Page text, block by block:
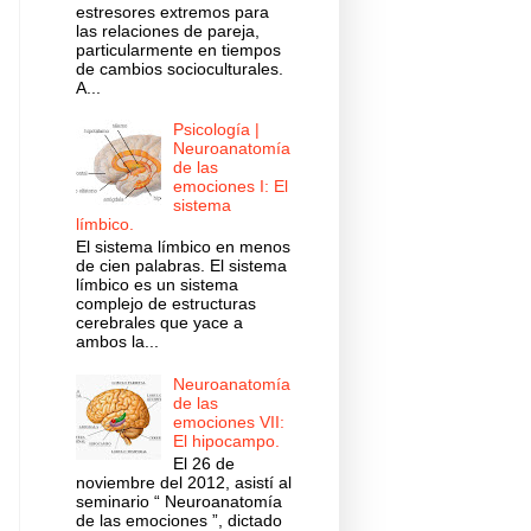
estresores extremos para
las relaciones de pareja,
particularmente en tiempos
de cambios socioculturales.
A...
Psicología |
Neuroanatomía
de las
emociones I: El
sistema
límbico.
El sistema límbico en menos
de cien palabras. El sistema
límbico es un sistema
complejo de estructuras
cerebrales que yace a
ambos la...
Neuroanatomía
de las
emociones VII:
El hipocampo.
El 26 de
noviembre del 2012, asistí al
seminario “ Neuroanatomía
de las emociones ”, dictado